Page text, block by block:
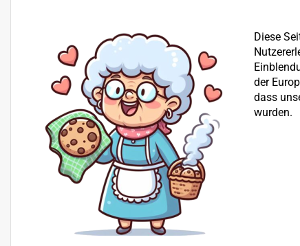
Diese
der
dass
wurden.
Bereits seit über 25 Jahren befassen wir uns mit dem
der Reparatur von Garten-, Winter- und
+43 512 30 25 03
H+S Technik GmbH, Landesstraße 18, 6176 Völs